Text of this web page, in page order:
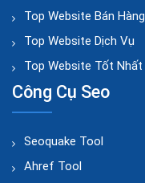
Top Website Bán Hàng
Top Website Dịch Vụ
Top Website Tốt Nhất
Công Cụ Seo
Seoquake Tool
Ahref Tool